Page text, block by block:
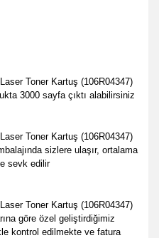
Toner Kartuş (106R04347)
3000 sayfa çıktı alabilirsiniz
Toner Kartuş (106R04347)
sizlere ulaşır, ortalama
sevk edilir
Toner Kartuş (106R04347)
göre özel geliştirdiğimiz
kontrol edilmekte ve fatura